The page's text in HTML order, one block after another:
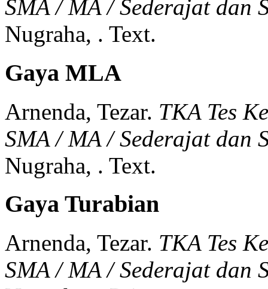
SMA / MA / Sederajat dan
Nugraha, . Text.
Gaya MLA
Arnenda, Tezar. TKA Tes
SMA / MA / Sederajat dan
Nugraha, . Text.
Gaya Turabian
Arnenda, Tezar. TKA Tes
SMA / MA / Sederajat dan